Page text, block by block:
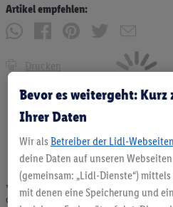
Artikel empfehlen:
Drucken
* Angebote solange Vorrat. Abgabe nur in
ohne Dekoration. Die hier beworbenen
Bevor es weitergeht:
Ihrer Daten
Wir als Betreiber der Lidl-
deine Daten auf unseren
(gemeinsam: „Lidl-Dienste“)
mit denen eine Speicherung und